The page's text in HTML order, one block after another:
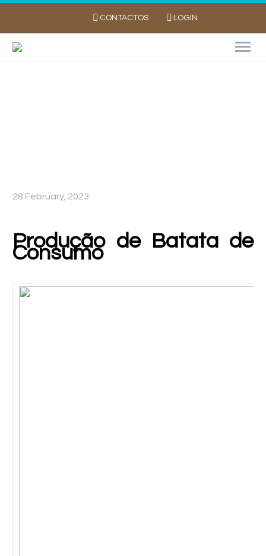
CONTACTOS LOGIN
28 February, 2023
Produção de Batata de
Consumo